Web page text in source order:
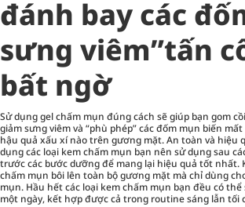
đánh bay các
sưng viêm”tấn
bất ngờ
Sử dụng gel chấm mụn đúng cách sẽ giúp bạn gom
giảm sưng viêm và “phù phép” các đốm mụn biến
hậu quả xấu xí nào trên gương mặt. An toàn và hiệu
dụng các loại kem chấm mụn bạn nên sử dụng sau
trước các bước dưỡng để mang lại hiệu quả tốt nhất.
chấm mụn bôi lên toàn bộ gương mặt mà chỉ dùng
mụn. Hầu hết các loại kem chấm mụn bạn đều có
một ngày, kết hợp được cả trong routine sáng lẫn tối